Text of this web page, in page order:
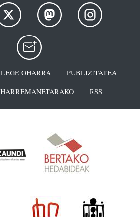
LEGE OHARRA
PUBLIZITATEA
HARREMANETARAKO RSS